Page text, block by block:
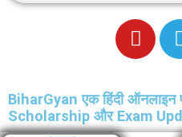
Y
o
t
u
b
BiharGyan एक हिंदी ऑनलाइन
Scholarship और Exam